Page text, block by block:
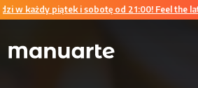
piątek i sobotę od 21:00! Feel the latin vibe!